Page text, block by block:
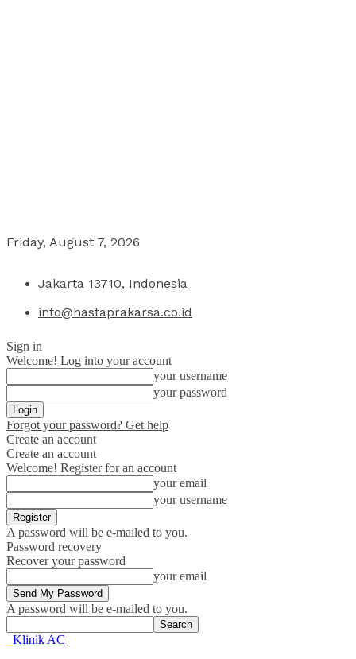
Friday, August 7, 2026
Jakarta 13710, Indonesia
info@hastaprakarsa.co.id
Sign in
Welcome! Log into your account
your username
your password
Forgot your password? Get help
Create an account
Create an account
Welcome! Register for an account
your email
your username
A password will be e-mailed to you.
Password recovery
Recover your password
your email
A password will be e-mailed to you.
Klinik AC